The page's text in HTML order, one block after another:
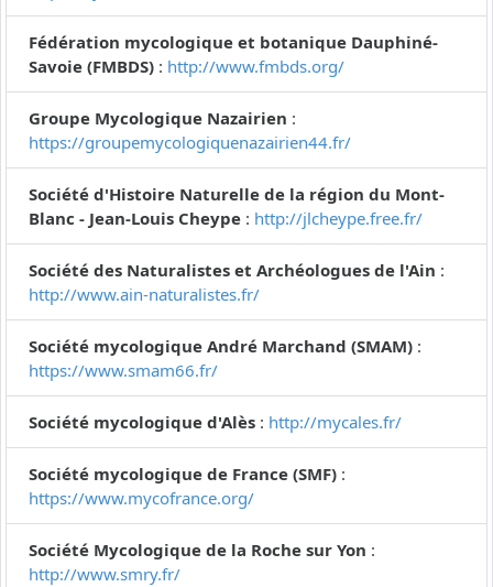
Fédération mycologique et botanique Dauphiné-
Savoie (FMBDS) : http://www.fmbds.org/
Groupe Mycologique Nazairien :
https://groupemycologiquenazairien44.fr/
Société d'Histoire Naturelle de la région du Mont-
Blanc - Jean-Louis Cheype : http://jlcheype.free.fr/
Société des Naturalistes et Archéologues de l'Ain :
http://www.ain-naturalistes.fr/
Société mycologique André Marchand (SMAM) :
https://www.smam66.fr/
Société mycologique d'Alès : http://mycales.fr/
Société mycologique de France (SMF) :
https://www.mycofrance.org/
Société Mycologique de la Roche sur Yon :
http://www.smry.fr/